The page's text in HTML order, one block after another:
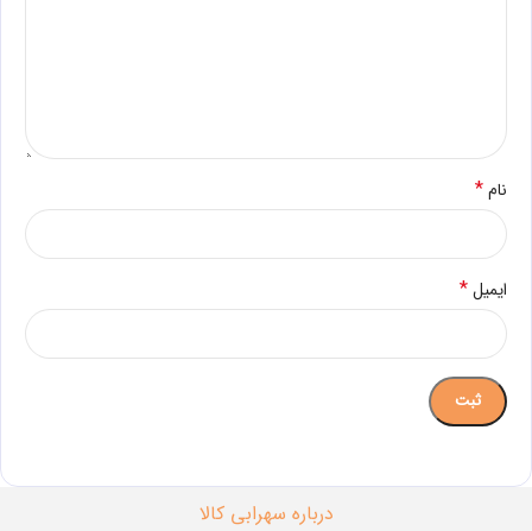
نام*
ایمیل*
درباره سهرابی کالا